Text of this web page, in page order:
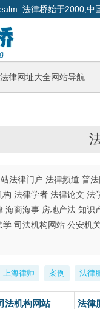
法律桥始于2000,中
法律网址大全网站导航
法律门户 法律频道 普
构 法律学者 法律论文
海商海事 房地产法 知
司法机构网站 公安机
上海律师 案例 法律
法机构网站
法律